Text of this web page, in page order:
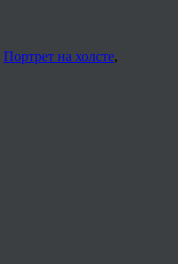
Портрет на холсте,